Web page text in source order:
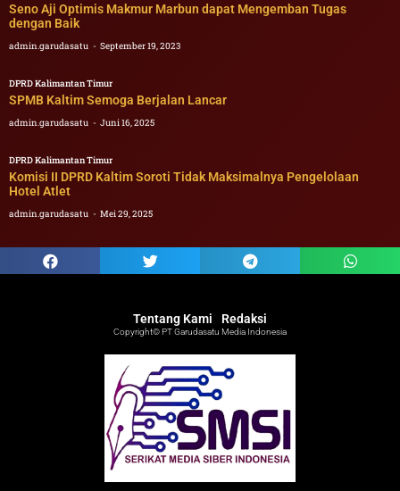
Seno Aji Optimis Makmur Marbun dapat Mengemban Tugas
dengan Baik
admin.garudasatu September 19, 2023
DPRD Kalimantan Timur
SPMB Kaltim Semoga Berjalan Lancar
admin.garudasatu Juni 16, 2025
DPRD Kalimantan Timur
Komisi II DPRD Kaltim Soroti Tidak Maksimalnya Pengelolaan
Hotel Atlet
admin.garudasatu Mei 29, 2025
Tentang Kami Redaksi
Copyright© PT Garudasatu Media Indonesia